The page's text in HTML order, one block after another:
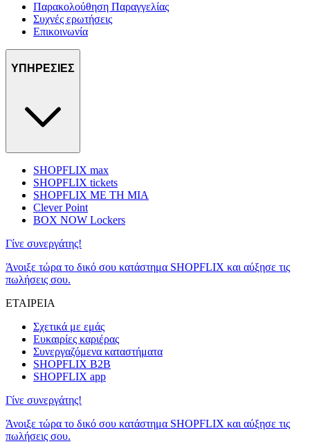
Παρακολούθηση Παραγγελίας
Συχνές ερωτήσεις
Επικοινωνία
ΥΠΗΡΕΣΙΕΣ
SHOPFLIX max
SHOPFLIX tickets
SHOPFLIX ΜΕ ΤΗ ΜΙΑ
Clever Point
BOX NOW Lockers
Γίνε συνεργάτης!
Άνοιξε τώρα το δικό σου κατάστημα SHOPFLIX και αύξησε τις
πωλήσεις σου.
ΕΤΑΙΡΕΙΑ
Σχετικά με εμάς
Ευκαιρίες καριέρας
Συνεργαζόμενα καταστήματα
SHOPFLIX B2B
SHOPFLIX app
Γίνε συνεργάτης!
Άνοιξε τώρα το δικό σου κατάστημα SHOPFLIX και αύξησε τις
πωλήσεις σου.